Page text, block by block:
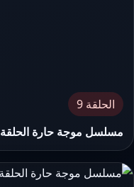
الحلقة 9
مسلسل موجة حارة الحلقة 9 التاسعة HD